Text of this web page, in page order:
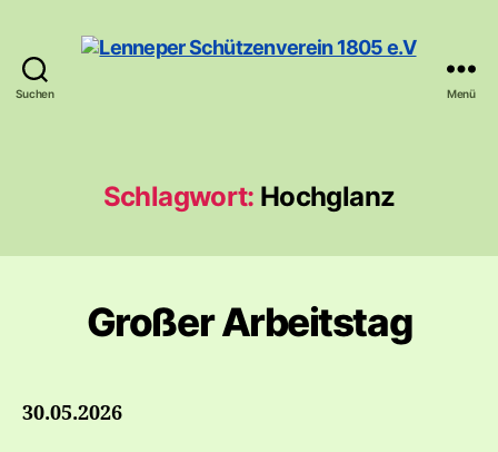
Suchen
e.V
Menü
Schlagwort: Hochglanz
Großer Arbeitstag
30.05.2026